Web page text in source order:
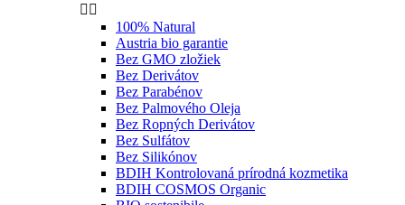
 
100% Natural
Austria bio garantie
Bez GMO zložiek
Bez Derivátov
Bez Parabénov
Bez Palmového Oleja
Bez Ropných Derivátov
Bez Sulfátov
Bez Silikónov
BDIH Kontrolovaná prírodná kozmetika
BDIH COSMOS Organic